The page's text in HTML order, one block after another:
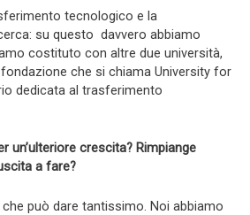
tecnologico e la
su questo davvero abbiamo
costituto con altre due università,
che si chiama University for
dedicata al trasferimento
un’ulteriore crescita? Rimpiange
a fare?
che può dare tantissimo. Noi abbiamo